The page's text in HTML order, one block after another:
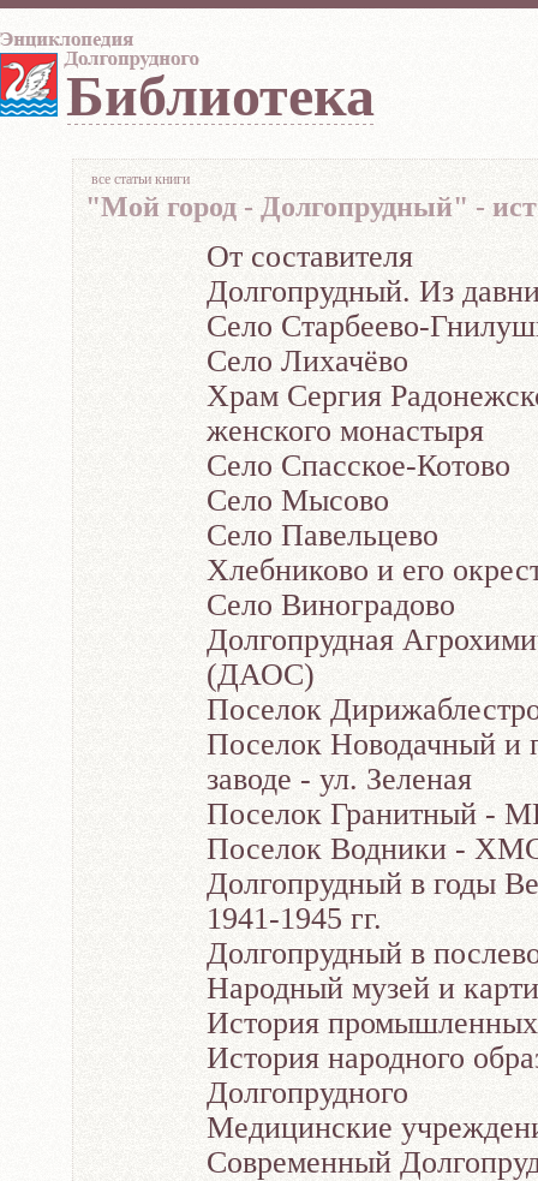
Библиотека
все статьи книги
"Мой город - Долгопрудный" -
От составителя
Долгопрудный. Из
Село Старбеево-
Село Лихачёво
Храм Сергия
женского монастыря
Село Спасское-Котово
Село Мысово
Село Павельцево
Хлебниково и его
Село Виноградово
Долгопрудная
(ДАОС)
Поселок
Поселок Новодачный и
заводе - ул. Зеленая
Поселок Гранитный -
Поселок Водники -
Долгопрудный в годы
1941-1945 гг.
Долгопрудный в
Народный музей и
История
История народного
Долгопрудного
Медицинские
Современный